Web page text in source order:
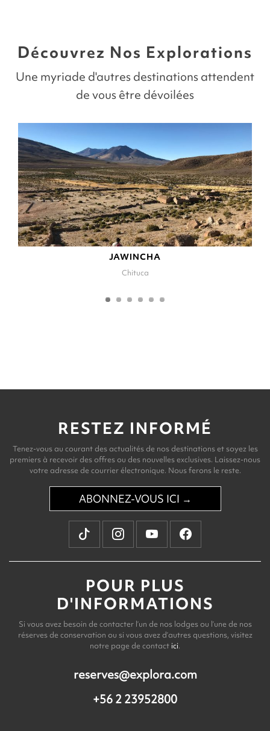
Découvrez Nos Explorations
Une myriade d'autres destinations attendent
de vous être dévoilées
JAWINCHA
Chituca
RESTEZ INFORMÉ
Tenez-vous au courant des actualités de nos destinations et soyez les
premiers à recevoir des offres ou des nouvelles exclusives. Laissez-nous
votre adresse de courrier électronique. Nous ferons le reste.
ABONNEZ-VOUS ICI →
POUR PLUS
D'INFORMATIONS
Si vous avez besoin de contacter l’un de nos lodges ou l’une de nos
réserves de conservation ou si vous avez d’autres questions, visitez
notre page de contact ici.
reserves@explora.com
+56 2 23952800